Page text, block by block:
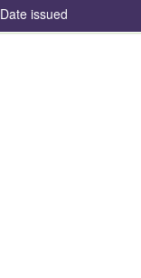
Date issued